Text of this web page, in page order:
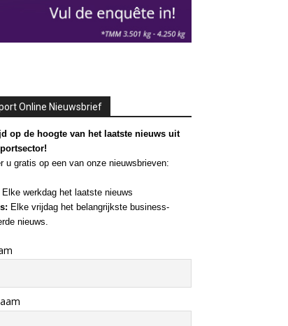
Online Nieuwsbrief
op de hoogte van het laatste nieuws uit
u gratis op een van onze nieuwsbrieven:
Elke werkdag het laatste nieuws
Elke vrijdag het belangrijkste business-
nieuws.